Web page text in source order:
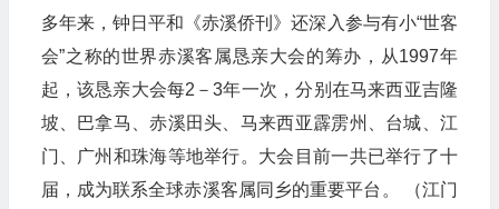
多年来，钟日平和《赤溪侨刊》还深入参与有小“世客
会”之称的世界赤溪客属恳亲大会的筹办，从1997年
起，该恳亲大会每2－3年一次，分别在马来西亚吉隆
坡、巴拿马、赤溪田头、马来西亚霹雳州、台城、江
门、广州和珠海等地举行。大会目前一共已举行了十
届，成为联系全球赤溪客属同乡的重要平台。 （江门